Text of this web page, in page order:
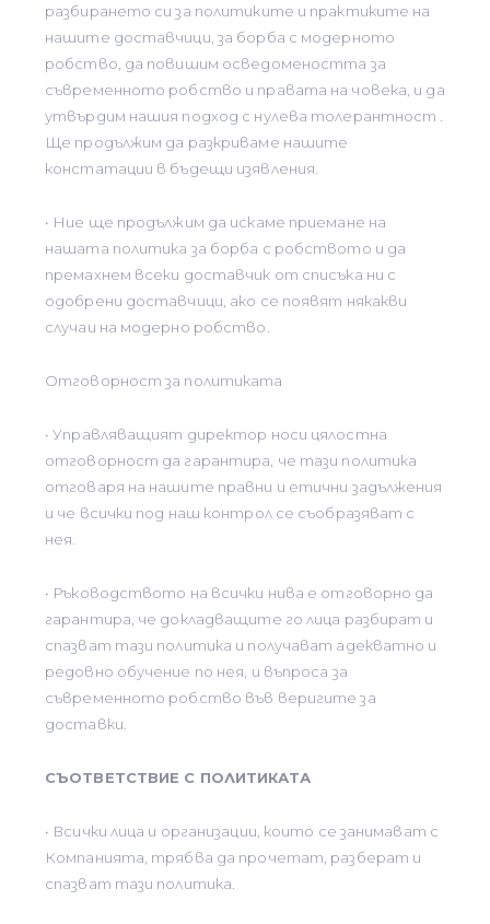
разбирането си за политиките и практиките на
нашите доставчици, за борба с модерното
робство, да повишим осведомеността за
съвременното робство и правата на човека, и да
утвърдим нашия подход с нулева толерантност .
Ще продължим да разкриваме нашите
констатации в бъдещи изявления.
• Ние ще продължим да искаме приемане на
нашата политика за борба с робството и да
премахнем всеки доставчик от списъка ни с
одобрени доставчици, ако се появят някакви
случаи на модерно робство.
Отговорност за политиката
• Управляващият директор носи цялостна
отговорност да гарантира, че тази политика
отговаря на нашите правни и етични задължения
и че всички под наш контрол се съобразяват с
нея.
• Ръководството на всички нива е отговорно да
гарантира, че докладващите го лица разбират и
спазват тази политика и получават адекватно и
редовно обучение по нея, и въпроса за
съвременното робство във веригите за
доставки.
СЪОТВЕТСТВИЕ С ПОЛИТИКАТА
• Всички лица и организации, които се занимават с
Компанията, трябва да прочетат, разберат и
спазват тази политика.